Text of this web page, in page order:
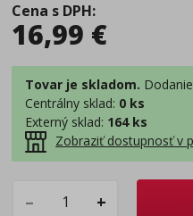
Cena s DPH:
16,99 €
Tovar je skladom.
Centrálny sklad: 0 ks
Externý sklad: 164 ks
Zobraziť dostupnosť v
– +